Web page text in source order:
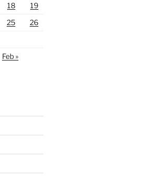
18
19
25
26
Feb »